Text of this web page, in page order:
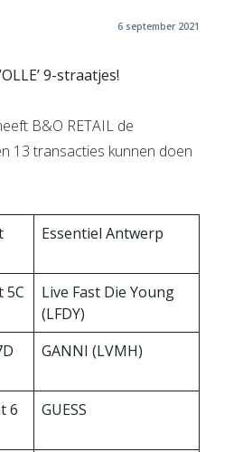
6 september 2021
9-straatjes!
B&O RETAIL de
13 transacties kunnen doen
Essentiel Antwerp
5C
Live Fast Die Young
(LFDY)
GANNI (LVMH)
6 GUESS